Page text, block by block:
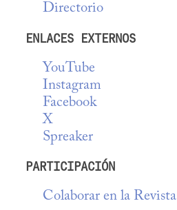
Directorio
ENLACES EXTERNOS
YouTube
Instagram
Facebook
X
Spreaker
PARTICIPACIÓN
Colaborar en la Revista